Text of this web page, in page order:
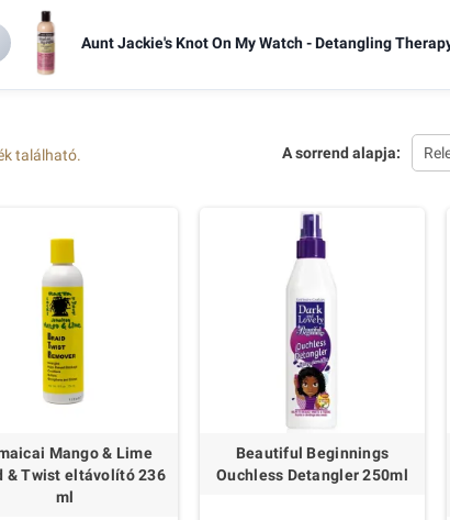
Aunt Jackie's Knot On My Watch - Detangling
A sorrend alapja:
található.
Mango & Lime
& Twist eltávolító 236
ml
Beautiful Beginnings
Ouchless Detangler 250ml